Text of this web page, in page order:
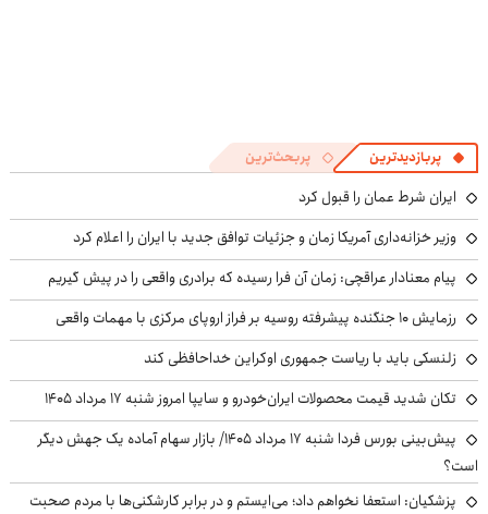
پربازدیدترین پربحث‌ترین
ایران شرط عمان را قبول کرد
وزیر خزانه‌داری آمریکا زمان و جزئیات توافق جدید با ایران را اعلام کرد
پیام معنادار عراقچی: زمان آن فرا رسیده که برادری واقعی را در پیش گیریم
رزمایش ۱۰ جنگنده پیشرفته روسیه بر فراز اروپای مرکزی با مهمات واقعی
زلنسکی باید با ریاست جمهوری اوکراین خداحافظی کند
تکان شدید قیمت محصولات ایران‌خودرو و سایپا امروز شنبه ۱۷ مرداد ۱۴۰۵
پیش‌بینی بورس فردا شنبه ۱۷ مرداد ۱۴۰۵/ بازار سهام آماده یک جهش دیگر
است؟
پزشکیان: استعفا نخواهم داد؛ می‌ایستم و در برابر کارشکنی‌ها با مردم صحبت